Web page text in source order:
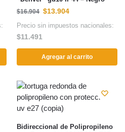
$16.904 $13.904
Precio sin impuestos nacionales:
$11.491
Agregar al carrito
Bidireccional de Polipropileno